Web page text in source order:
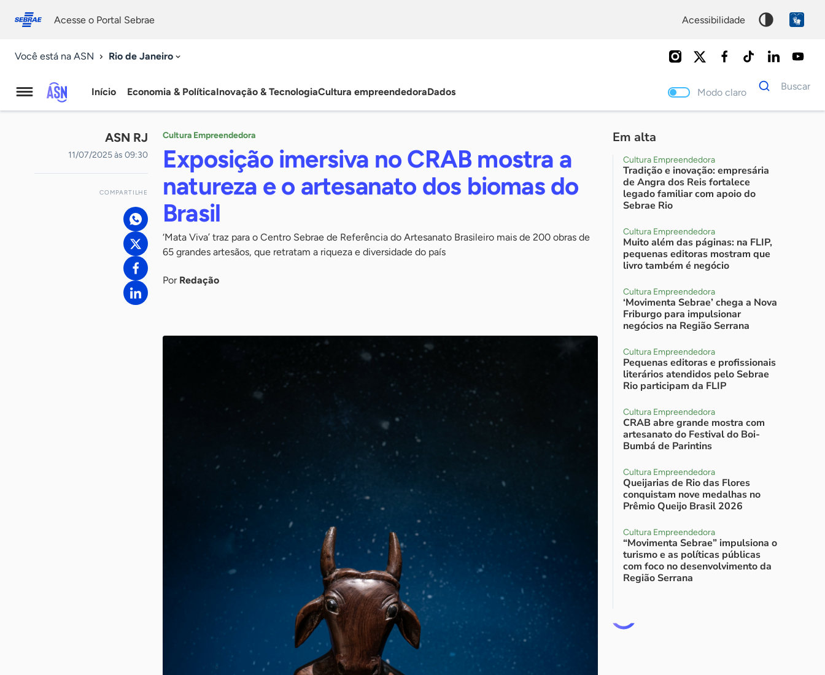
conosco
Acesse o Portal Sebrae acessibilidade
Você está na ASN Rio de Janeiro
Agência
Sebrae
Notícias
Início Economia & PolíticaInovação & TecnologiaCultura empreendedoraDados Modo claro
Dados
para
Buscar
ASN RJ
11/07/2025 às 09:30
COMPARTILHE
Cultura Empreendedora
Exposição imersiva no CRAB mostra a
natureza e o artesanato dos biomas do
Brasil
‘Mata Viva’ traz para o Centro Sebrae de Referência do Artesanato Brasileiro mais de 200 obras de
65 grandes artesãos, que retratam a riqueza e diversidade do país
Por Redação
Em alta
Cultura Empreendedora
Tradição e inovação: empresária
de Angra dos Reis fortalece
legado familiar com apoio do
Sebrae Rio
Cultura Empreendedora
Muito além das páginas: na FLIP,
pequenas editoras mostram que
livro também é negócio
Cultura Empreendedora
‘Movimenta Sebrae’ chega a Nova
Friburgo para impulsionar
negócios na Região Serrana
Cultura Empreendedora
Pequenas editoras e profissionais
literários atendidos pelo Sebrae
Rio participam da FLIP
Cultura Empreendedora
CRAB abre grande mostra com
artesanato do Festival do Boi-
Bumbá de Parintins
Cultura Empreendedora
Queijarias de Rio das Flores
conquistam nove medalhas no
Prêmio Queijo Brasil 2026
Cultura Empreendedora
“Movimenta Sebrae” impulsiona o
turismo e as políticas públicas
com foco no desenvolvimento da
Região Serrana